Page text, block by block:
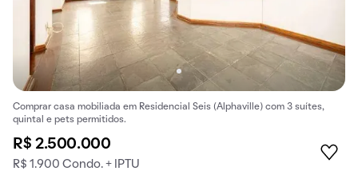
Comprar casa mobiliada em Residencial Seis (Alphaville) com 3 suítes,
quintal e pets permitidos.
R$ 2.500.000
R$ 1.900 Condo. + IPTU